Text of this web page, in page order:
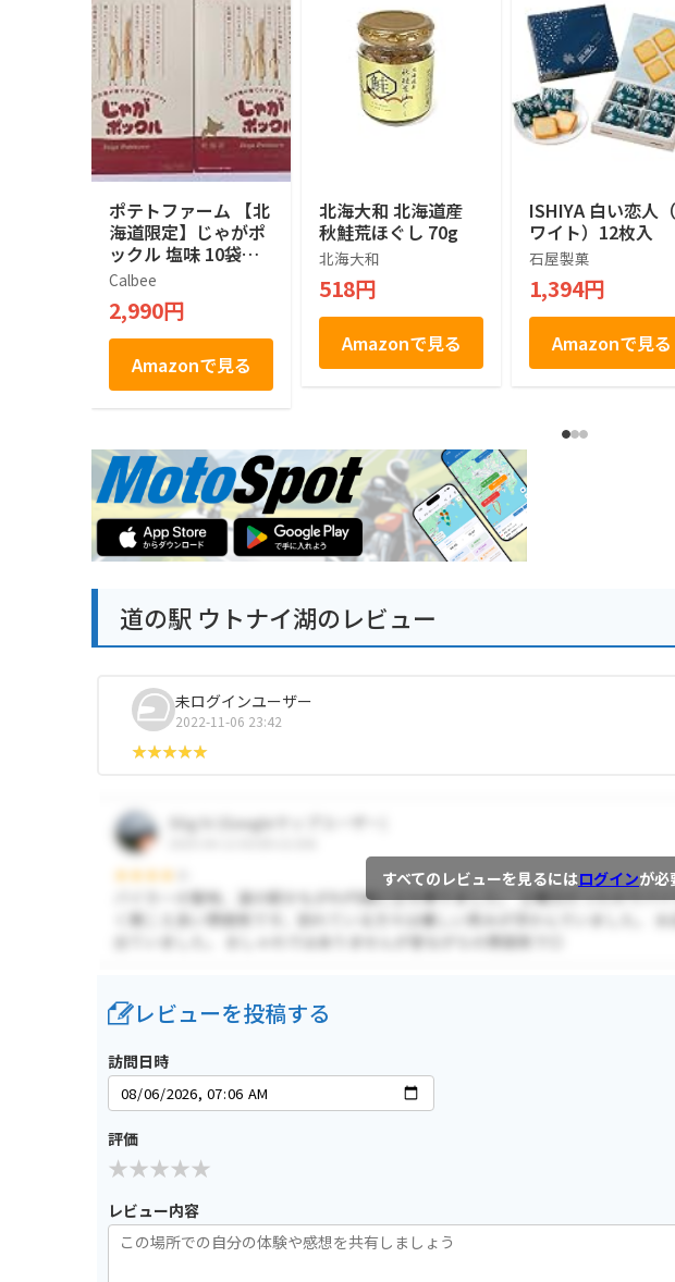
ポテトファーム 【北
海道限定】じゃがポ
ックル 塩味 10袋入
×２箱
Calbee
2,990円
Amazonで見る
北海大和 北海道産
秋鮭荒ほぐし 70g
北海大和
518円
Amazonで見る
ISHIYA 白い恋人
ワイト）12枚入
石屋製菓
1,394円
Amazonで見る
道の駅 ウトナイ湖のレビュー
未ログインユーザー
2022-11-06 23:42
すべてのレビューを見るにはログインが必
レビューを投稿する
訪問日時
評価
レビュー内容